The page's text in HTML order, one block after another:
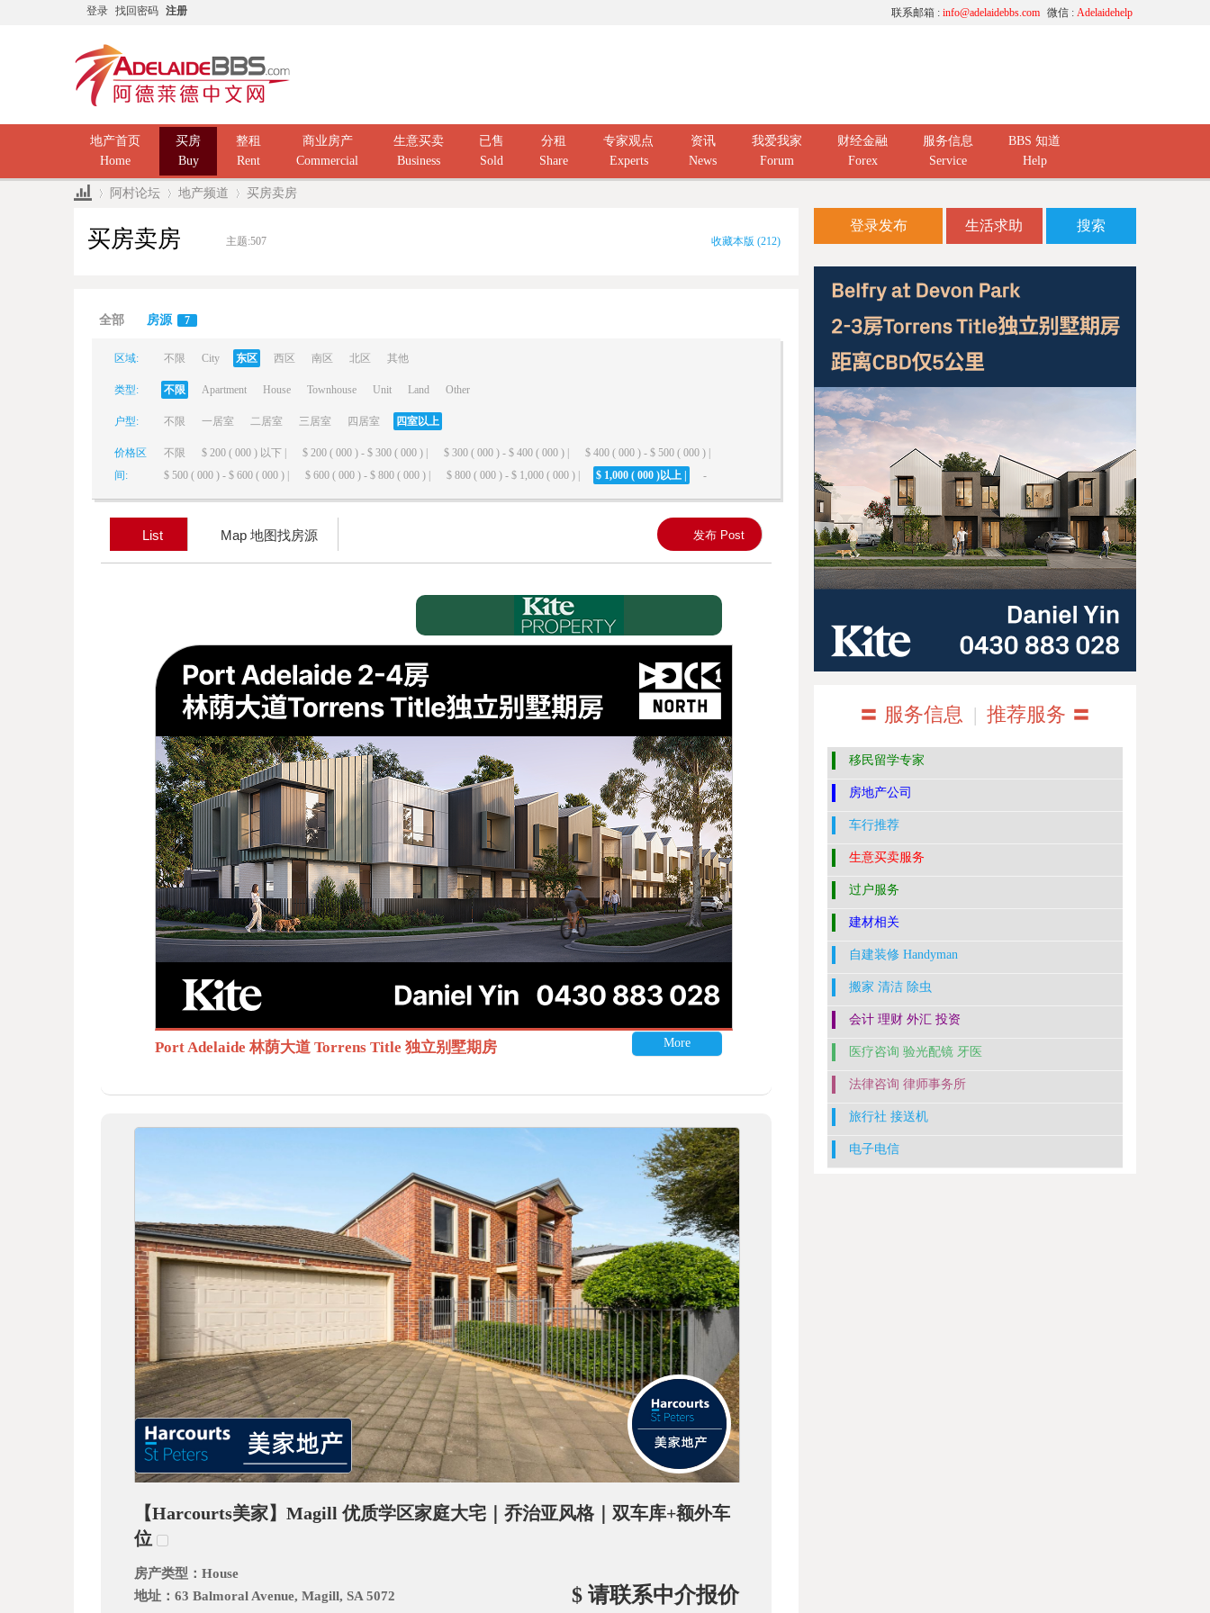
登录 找回密码 注册 微信 : Adelaidehelp
联系邮箱 : info@adelaidebbs.com
地产首页
Home
买房
Buy
整租
Rent
商业房产
Commercial
生意买卖
Business
已售
Sold
分租
Share
专家观点
Experts
资讯
News
我爱我家
Forum
财经金融
Forex
服务信息
Service
BBS 知道
Help
阿村论坛 地产频道 买房卖房
买房卖房 主题:507 收藏本版 (212)
全部 房源 7
区域: 不限 City 东区 西区 南区 北区 其他
类型: 不限 Apartment House Townhouse Unit Land Other
户型: 不限 一居室 二居室 三居室 四居室 四室以上
价格区
间:
不限 $ 200 ( 000 ) 以下 | $ 200 ( 000 ) - $ 300 ( 000 ) | $ 300 ( 000 ) - $ 400 ( 000 ) |
$ 400 ( 000 ) - $ 500 ( 000 ) |
$ 500 ( 000 ) - $ 600 ( 000 ) |
$ 600 ( 000 ) - $ 800 ( 000 ) | $ 800 ( 000 ) - $ 1,000 ( 000 ) | $ 1,000 ( 000 )以上 | -
List Map 地图找房源 发布 Post
Port Adelaide 林荫大道 Torrens Title 独立别墅期房 More
【Harcourts美家】Magill 优质学区家庭大宅｜乔治亚风格｜双车库+额外车
位
房产类型：House
地址：63 Balmoral Avenue, Magill, SA 5072 $ 请联系中介报价
登录发布 生活求助 搜索
〓 服务信息 | 推荐服务 〓
移民留学专家
房地产公司
车行推荐
生意买卖服务
过户服务
建材相关
自建装修 Handyman
搬家 清洁 除虫
会计 理财 外汇 投资
医疗咨询 验光配镜 牙医
法律咨询 律师事务所
旅行社 接送机
电子电信